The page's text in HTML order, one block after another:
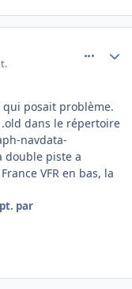
posait problème.
.old dans le répertoire
navdata-
double piste a
VFR en bas, la
par